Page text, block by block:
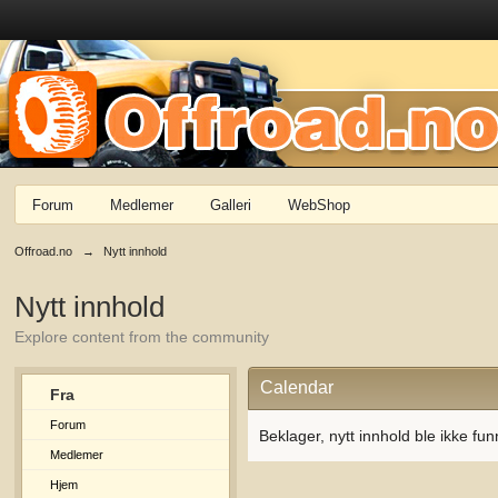
Forum Medlemer Galleri WebShop
Offroad.no → Nytt innhold
Nytt innhold
Explore content from the community
Fra
Forum
Medlemer
Hjem
Calendar
Beklager, nytt innhold ble ikke